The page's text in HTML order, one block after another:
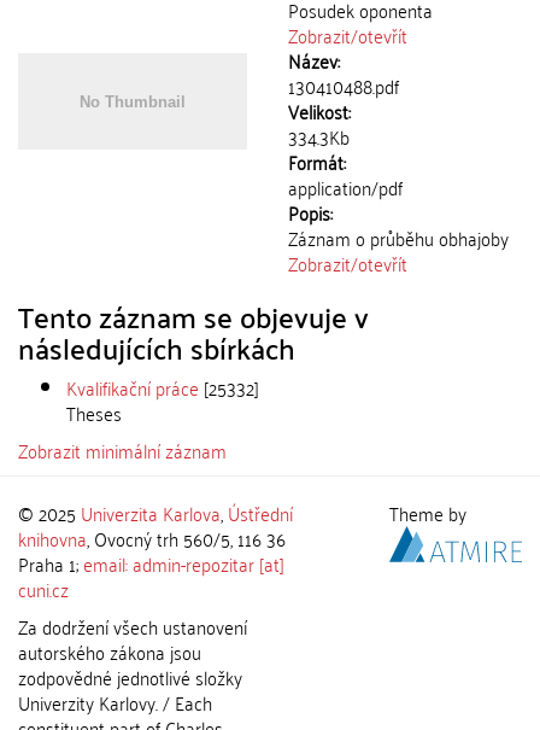
Posudek oponenta
Zobrazit/otevřít
Název:
130410488.pdf
Velikost:
334.3Kb
Formát:
application/pdf
Popis:
Záznam o průběhu obhajoby
Zobrazit/otevřít
Tento záznam se objevuje v
následujících sbírkách
Kvalifikační práce [25332]
Theses
Zobrazit minimální záznam
© 2025 Univerzita Karlova,Ústřední
knihovna, Ovocný trh 560/5, 116 36
Praha 1;email: admin-repozitar [at]
cuni.cz
Za dodržení všech ustanovení
autorského zákona jsou
zodpovědné jednotlivé složky
Univerzity Karlovy. / Each
Theme by